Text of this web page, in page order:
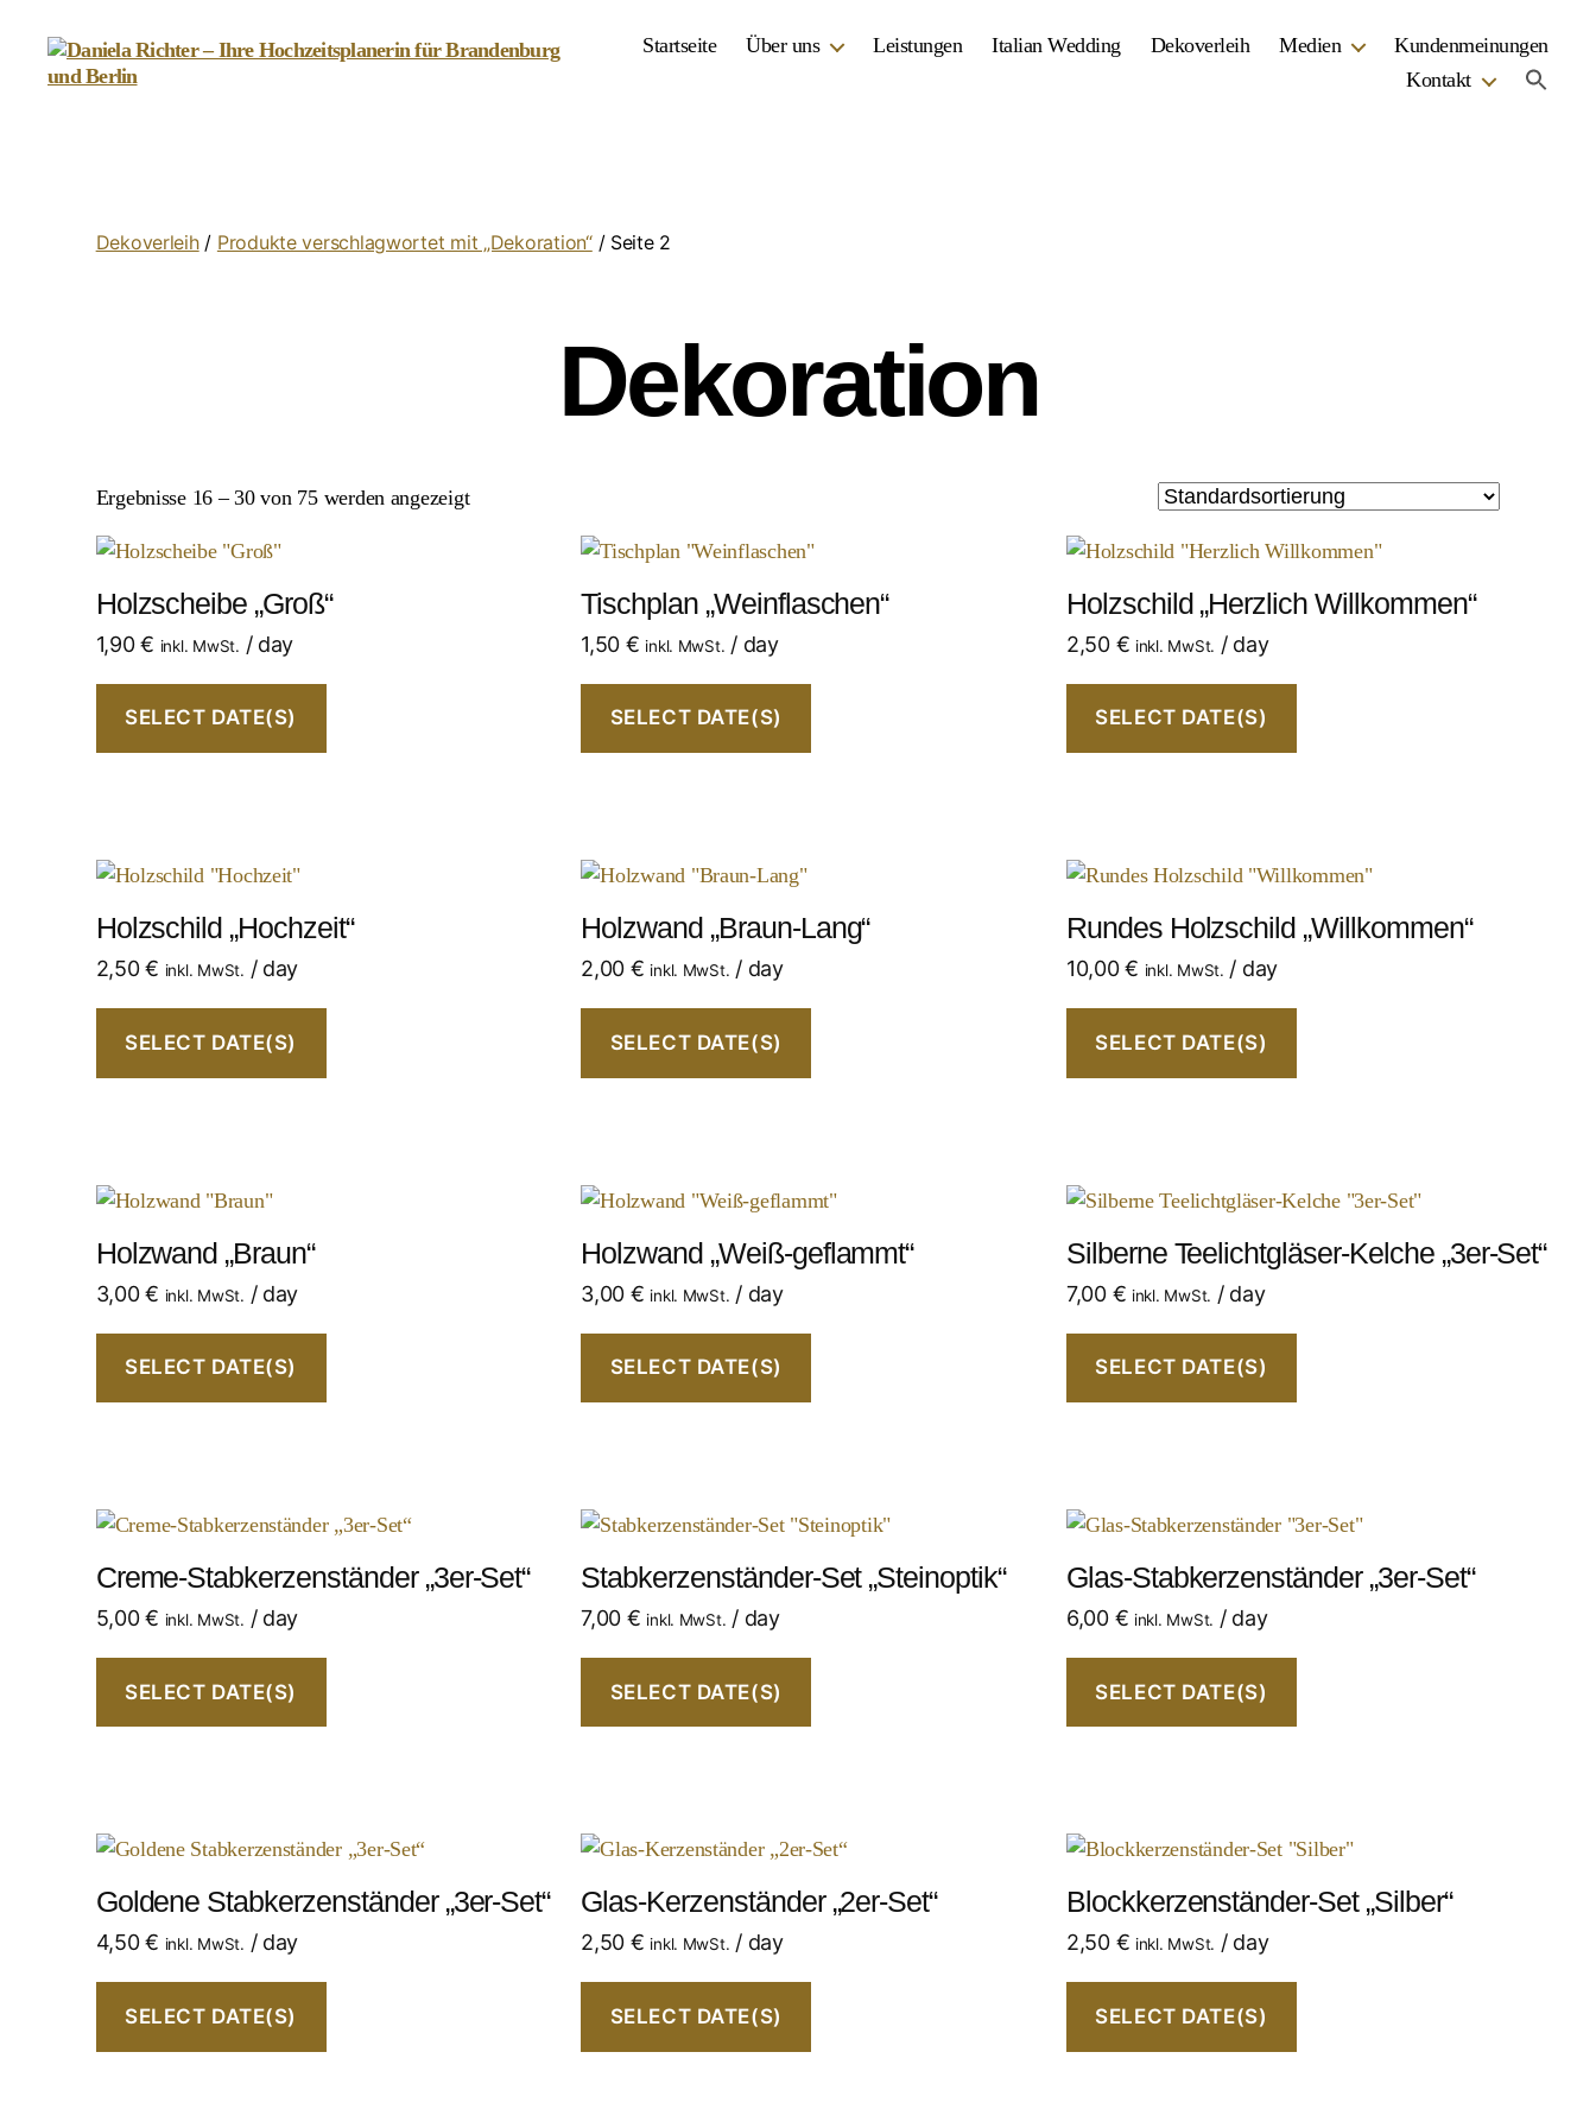
Brandenburg
Startseite Über uns Leistungen Italian Wedding Dekoverleih Medien
Kundenmeinungen
Kontakt
Dekoverleih/ Produkte verschlagwortet mit „Dekoration“/ Seite 2
Dekoration
Ergebnisse 16 – 30 von 75 werden angezeigt
Holzscheibe „Groß“
1,90€ inkl. MwSt. / day
SELECT DATE(S)
Tischplan „Weinflaschen“
1,50 € inkl. MwSt. / day
SELECT DATE(S)
Holzschild „Herzlich Willkommen“
2,50 € inkl. MwSt. / day
SELECT DATE(S)
Holzschild „Hochzeit“
2,50€ inkl. MwSt. / day
SELECT DATE(S)
Holzwand „Braun-Lang“
2,00 € inkl. MwSt. / day
SELECT DATE(S)
Rundes Holzschild „Willkommen“
10,00€ inkl. MwSt. / day
SELECT DATE(S)
Holzwand „Braun“
3,00€ inkl. MwSt. / day
SELECT DATE(S)
Holzwand „Weiß-geflammt“
3,00 € inkl. MwSt. / day
SELECT DATE(S)
Silberne Teelichtgläser-Kelche „3er-Set“
7,00 € inkl. MwSt. / day
SELECT DATE(S)
Creme-Stabkerzenständer „3er-Set“
5,00€ inkl. MwSt. / day
SELECT DATE(S)
Stabkerzenständer-Set „Steinoptik“
7,00 € inkl. MwSt. / day
SELECT DATE(S)
Glas-Stabkerzenständer „3er-Set“
6,00 € inkl. MwSt. / day
SELECT DATE(S)
Goldene Stabkerzenständer „3er-Set“
4,50€ inkl. MwSt. / day
SELECT DATE(S)
Glas-Kerzenständer „2er-Set“
2,50 € inkl. MwSt. / day
SELECT DATE(S)
Blockkerzenständer-Set „Silber“
2,50 € inkl. MwSt. / day
SELECT DATE(S)